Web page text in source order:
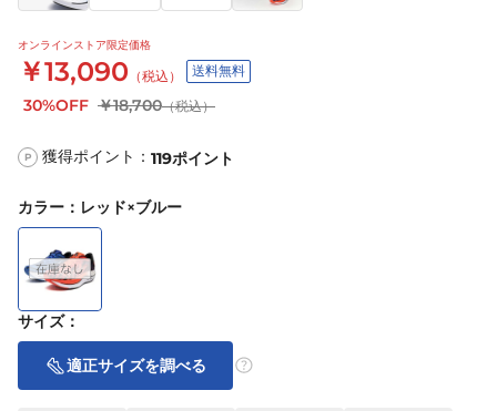
オンラインストア限定価格
￥13,090 （税込） 送料無料
30%OFF ￥18,700（税込）
P 獲得ポイント： 119ポイント
カラー ： レッド×ブルー
サイズ：
適正サイズを調べる